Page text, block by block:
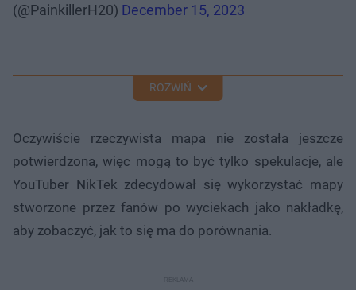
(@PainkillerH20) December 15, 2023
ROZWIŃ
Oczywiście rzeczywista mapa nie została jeszcze
potwierdzona, więc mogą to być tylko spekulacje, ale
YouTuber NikTek zdecydował się wykorzystać mapy
stworzone przez fanów po wyciekach jako nakładkę,
aby zobaczyć, jak to się ma do porównania.